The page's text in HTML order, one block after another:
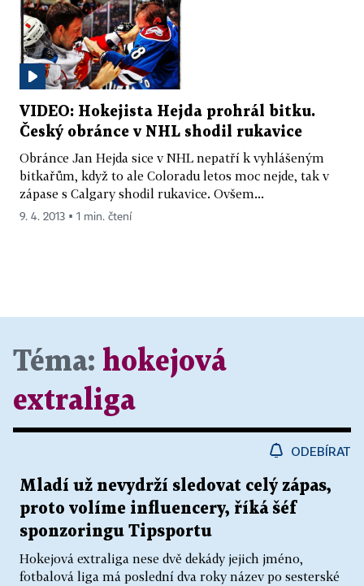
VIDEO: Hokejista Hejda prohrál bitku.
Český obránce v NHL shodil rukavice
Obránce Jan Hejda sice v NHL nepatří k vyhlášeným
bitkařům, když to ale Coloradu letos moc nejde, tak v
zápase s Calgary shodil rukavice. Ovšem...
9. 4. 2013 ▪ 1 min. čtení
Téma: hokejová
extraliga
ODEBÍRAT
Mladí už nevydrží sledovat celý zápas,
proto volíme influencery, říká šéf
sponzoringu Tipsportu
Hokejová extraliga nese dvě dekády jejich jméno,
fotbalová liga má poslední dva roky název po sesterské